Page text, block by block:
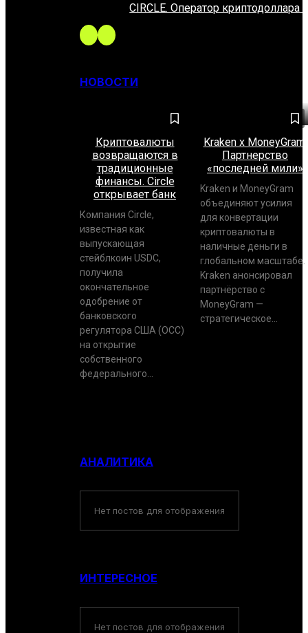
CIRCLE. Оператор криптодоллара
НОВОСТИ
Криптовалюты
возвращаются в
традиционные
финансы. Circle
открывает банк
Компания Circle,
известная как
выпускающая
стейблкоин USDC,
получила
окончательное
одобрение от
банковского
регулятора США (OCC)
на открытие
собственного
федерального...
Kraken x MoneyGram.
Партнерство
«последней мили»
Kraken и MoneyGram
объединяют усилия
для конвертации
криптовалюты в
наличные деньги в
глобальном масштабе.
Kraken анонсировал
партнёрство с
MoneyGram —
стратегическое...
АНАЛИТИКА
Нет постов для отображения
ИНТЕРЕСНОЕ
Нет постов для отображения